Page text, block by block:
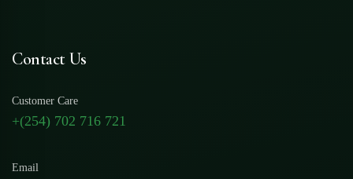
Contact Us
Customer Care
+(254) 702 716 721
Email